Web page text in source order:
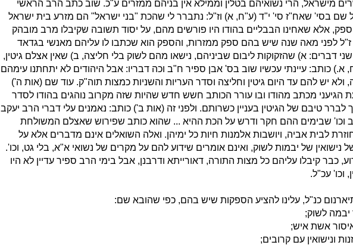
מישראל, הרי נשואיהם בטלין וממילא אין בניהם ממזרים ע"כ. שוב כתב הרב הראשי
שם בסי' שאח"ז סי' י"ד (ע"ח, א) וז"ל: נתברר לי שהכת "בני ישראל" הם מזרע בית ישראל
אלא שאחינו הבבליים בהודו היו פורשים מהם, על יסוד תשובה שקיבלו מרב מובהק
לפני מאה שנה שיש בהם ספק ממזרות, והספק הוא שכתבו לו עליהם מאנשי בגדאד
דברים: א) שהזקוקות ליבום שביניהם, נישאו מהם לשוק בלי חליצה, ב) שאין אצלם גיטין,
א.) כותב: עיינתי עכשיו שוב בס' אבן ספיר ח"ב וכה דבריו: אבל היהודים לא יתחתנו עימהם
ולא יש להם עד היום גיטין וחליצה וסדר העריות והשניות כמצות תוה"ק. עוד שם (אות ה')
הגיעני מכתב מהודו ובו עורר הכותב חשש חדש שהיות שזה מקרוב נוהגים בהודו לסדר
לברר טיבם של הגיטין בעניין כשרותם. ולפני זה (אות ב') כותב: נאמנים עלי דברי הרב יעקב
וכו' שבימים ההם חקר ודרש על הכת ההיא ... שהוא כותב שפירוש שאצלם המשולחת
לבית אביה, ויושבות אלמנות חיות כל ימיהן. ואלה השואלים אינם מדברים אלא על
נישואין של יבמות לשוק, ואינם אומרים שידוע להם על מקרים של נשואי א"א, בלי גט, וכו'.
כבר קיבלו עליהם כל מצות התורה, דאורייתא ודרבנן, אבל בימי הרב ספיר עדיין לא היו
וכו' עכ"ל.
כנ"ל, עלינו להציע הספקות שיש בהם, כפי שהובא שם:
יבמה לשוק;
אשת איש;
ונישואין עם קרובים;